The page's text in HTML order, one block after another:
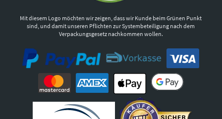
Mit diesem Logo möchten wir zeigen, dass wir Kunde beim Grünen Punkt
sind, und damit unseren Pflichten zur Systembeteiligung nach dem
Verpackungsgesetz nachkommen wollen.